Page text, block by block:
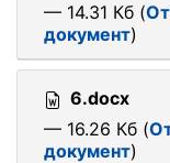
— 14.31 Кб (
документ)
6.docx
— 16.26 Кб (
документ)